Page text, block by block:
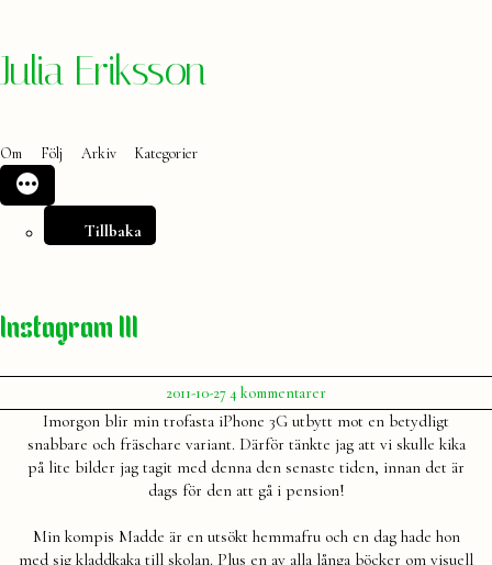
Hoppa
Julia Eriksson
Om Följ Arkiv Kategorier
Tillbaka
Instagram III
Publicerat
av
Julia
2011-10-274 kommentarertill
Instagram
Imorgon blir min trofasta iPhone 3G utbytt mot en betydligt
snabbare och fräschare variant. Därför tänkte jag att vi skulle kika
på lite bilder jag tagit med denna den senaste tiden, innan det är
dags för den att gå i pension!
Min kompis Madde är en utsökt hemmafru och en dag hade hon
med sig kladdkaka till skolan. Plus en av alla långa böcker om visuell